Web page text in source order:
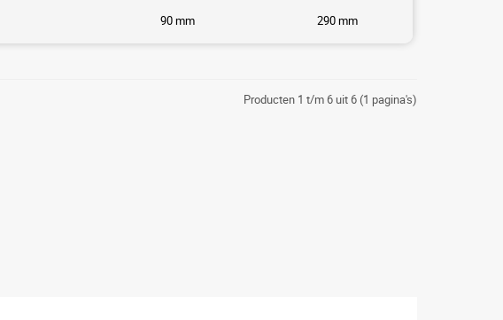
90 mm 290 mm
Producten 1 t/m 6 uit 6 (1 pagina's)